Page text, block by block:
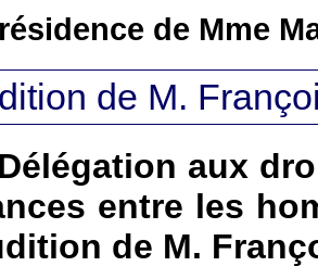
de Mme
de M.
aux
entre les
de M.